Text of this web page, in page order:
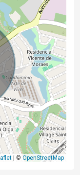
| © OpenStreetMap